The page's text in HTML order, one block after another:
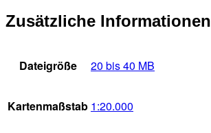
Zusätzliche Informationen
Dateigröße 20 bis 40 MB
Kartenmaßstab 1:20.000